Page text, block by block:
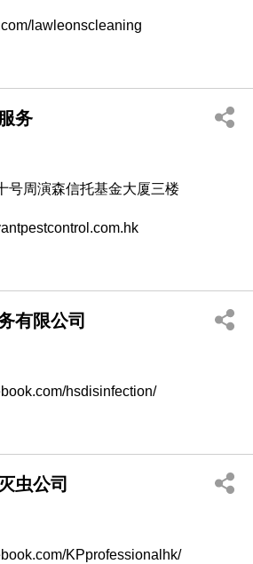
lawleonscleaning
务
号周演森信托基金大厦三楼
有限公司
hsdisinfection/
虫公司
KPprofessionalhk/